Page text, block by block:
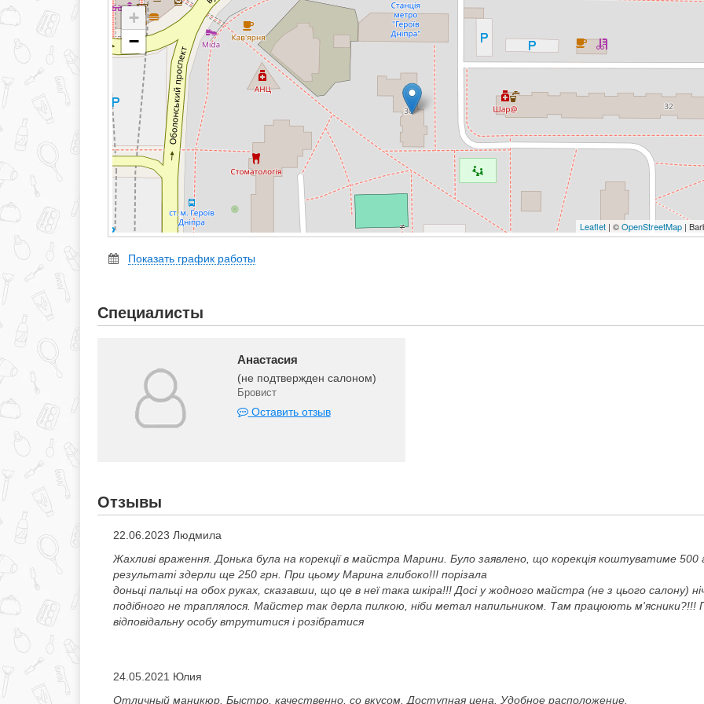
+
−
Leaflet | ©OpenStreetMap |
Показать график работы
Специалисты
Анастасия
(не подтвержден салоном)
Бровист
Оставить отзыв
Отзывы
22.06.2023 Людмила
Жахливі враження. Донька була на корекції в майстра Марини. Було заявлено, що корекція коштуватиме 500
результаті здерли ще 250 грн. При цьому Марина глибоко!!! порізала
доньці пальці на обох руках, сказавши, що це в неї така шкіра!!! Досі у жодного майстра (не з цього салону)
подібного не траплялося. Майстер так дерла пилкою, ніби метал напильником. Там працюють м'ясники?!!!
відповідальну особу втрутитися і розібратися
24.05.2021 Юлия
Отличный маникюр. Быстро, качественно, со вкусом. Доступная цена. Удобное расположение.